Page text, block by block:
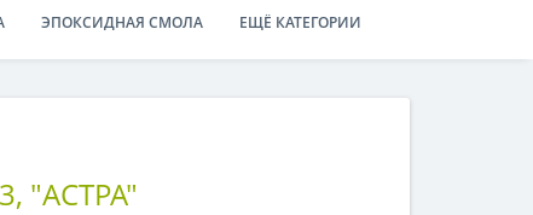
ЭПОКСИДНАЯ СМОЛА ЕЩЁ КАТЕГОРИИ
"АСТРА"